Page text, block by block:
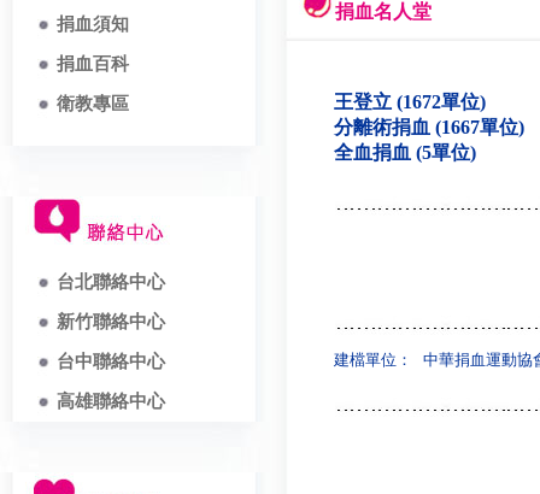
捐血須知
捐血百科
衛教專區
台北聯絡中心
新竹聯絡中心
台中聯絡中心
高雄聯絡中心
捐血名人堂
王登立 (1672單位)
分離術捐血 (1667單位)
全血捐血 (5單位)
建檔單位： 中華捐血運動協